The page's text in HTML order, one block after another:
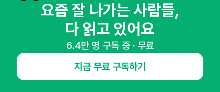
이러한 점을 고려하면
아이와 함께 즐길 수 있는 프로그램
하는 것이 성공적인 오프라인 행사 운영의 중요한
포인트가 될 수도 있을 것 같아요.페이스 페인팅 이벤트나
즉석에서 추억을 남길 수 있는 폴라로이드 포토 부스처럼
가족 단위 방문객을 위한 콘텐츠를 마련하면 더욱
긍정적인 반응을 이끌어낼 수 있을 것 같습니다.또,아이를
요즘 잘 나가는 사람들,
다 읽고 있어요
6.4만 명 구독 중 · 무료
지금 무료 구독하기